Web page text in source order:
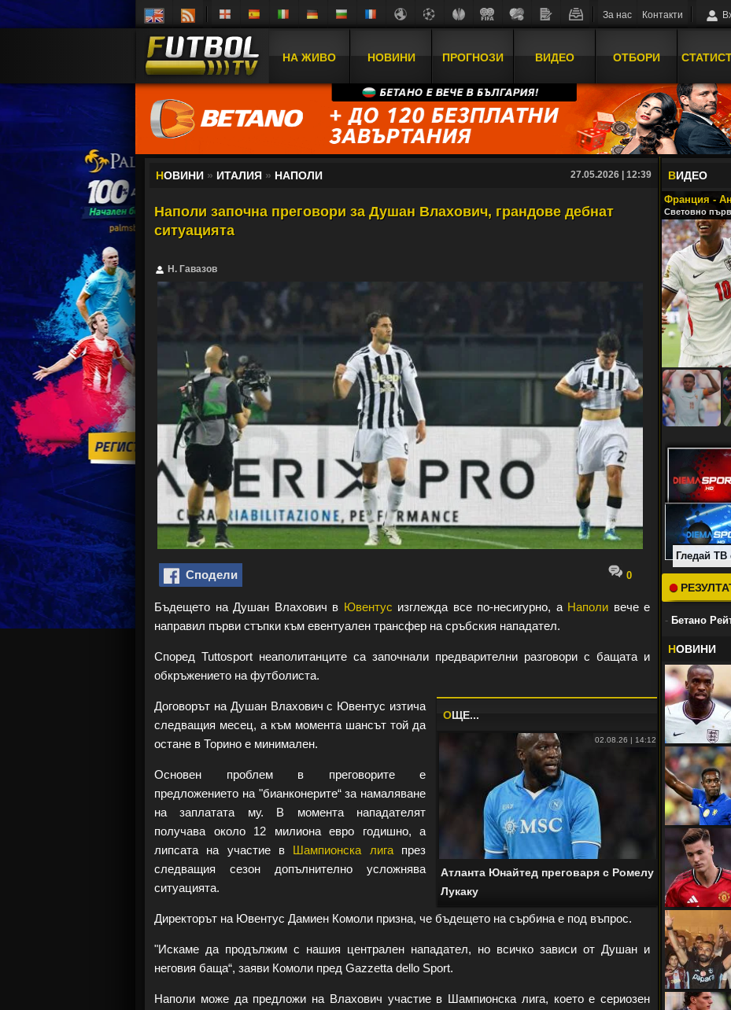
За нас Контакти
НА ЖИВО НОВИНИ ПРОГНОЗИ ВИДЕО ОТБОРИ
НОВИНИ » ИТАЛИЯ » НАПОЛИ 27.05.2026 | 12:39
Наполи започна преговори за Душан Влахович, грандове дебнат
ситуацията
Н. Гавазов
Сподели 0
Бъдещето на Душан Влахович в Ювентус изглежда все по-несигурно, а Наполи вече е
направил първи стъпки към евентуален трансфер на сръбския нападател.
Според Tuttosport неаполитанците са започнали предварителни разговори с бащата и
обкръжението на футболиста.
OЩЕ...
02.08.26 | 14:12
Атланта Юнайтед преговаря с Ромелу
Лукаку
Договорът на Душан Влахович с Ювентус изтича
следващия месец, а към момента шансът той да
остане в Торино е минимален.
Основен проблем в преговорите е
предложението на "бианконерите“ за намаляване
на заплатата му. В момента нападателят
получава около 12 милиона евро годишно, а
липсата на участие в Шампионска лигапрез
следващия сезон допълнително усложнява
ситуацията.
Директорът на Ювентус Дамиен Комоли призна, че бъдещето на сърбина е под въпрос.
"Искаме да продължим с нашия централен нападател, но всичко зависи от Душан и
неговия баща“, заяви Комоли пред Gazzetta dello Sport.
Наполи може да предложи на Влахович участие в Шампионска лига, което е сериозен
ВИДЕО
Франция -
Световно
Гледай
- Бетано
НОВИНИ